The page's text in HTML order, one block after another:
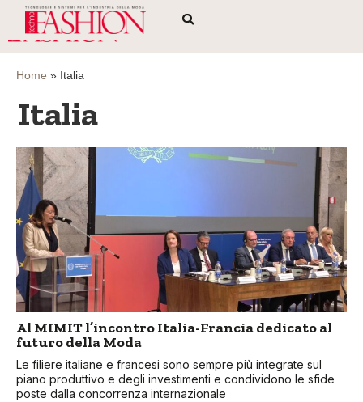
Home » Italia
Italia
Al MIMIT l’incontro Italia-Francia dedicato al
futuro della Moda
Le filiere italiane e francesi sono sempre più integrate sul
piano produttivo e degli investimenti e condividono le sfide
poste dalla concorrenza internazionale